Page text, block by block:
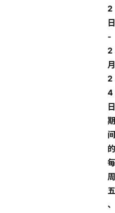
2
日
-
2
月
2
4
日
期
间
的
每
周
五
、